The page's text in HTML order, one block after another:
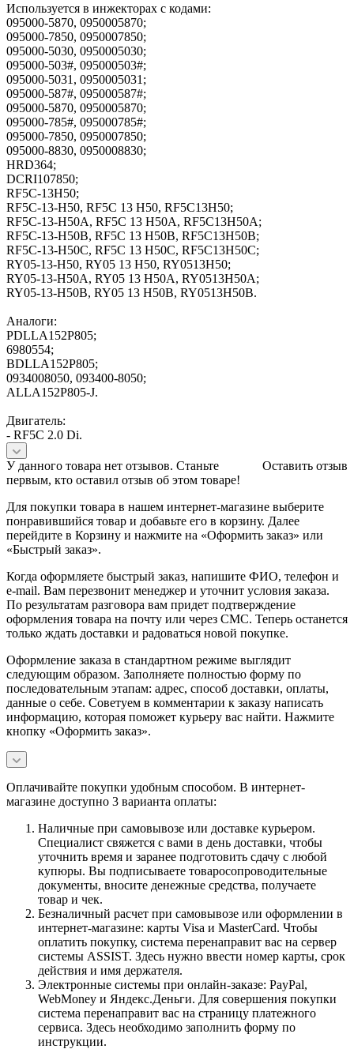
Используется в инжекторах с кодами:
095000-5870, 0950005870;
095000-7850, 0950007850;
095000-5030, 0950005030;
095000-503#, 095000503#;
095000-5031, 0950005031;
095000-587#, 095000587#;
095000-5870, 0950005870;
095000-785#, 095000785#;
095000-7850, 0950007850;
095000-8830, 0950008830;
HRD364;
DCRI107850;
RF5C-13H50;
RF5C-13-H50, RF5C 13 H50, RF5C13H50;
RF5C-13-H50A, RF5C 13 H50A, RF5C13H50A;
RF5C-13-H50B, RF5C 13 H50B, RF5C13H50B;
RF5C-13-H50C, RF5C 13 H50C, RF5C13H50C;
RY05-13-H50, RY05 13 H50, RY0513H50;
RY05-13-H50A, RY05 13 H50A, RY0513H50A;
RY05-13-H50B, RY05 13 H50B, RY0513H50B.
Аналоги:
PDLLA152P805;
6980554;
BDLLA152P805;
0934008050, 093400-8050;
ALLA152P805-J.
Двигатель:
- RF5C 2.0 Di.
Оставить отзыв
У данного товара нет отзывов. Станьте
первым, кто оставил отзыв об этом товаре!
Для покупки товара в нашем интернет-магазине выберите
понравившийся товар и добавьте его в корзину. Далее
перейдите в Корзину и нажмите на «Оформить заказ» или
«Быстрый заказ».
Когда оформляете быстрый заказ, напишите ФИО, телефон и
e-mail. Вам перезвонит менеджер и уточнит условия заказа.
По результатам разговора вам придет подтверждение
оформления товара на почту или через СМС. Теперь останется
только ждать доставки и радоваться новой покупке.
Оформление заказа в стандартном режиме выглядит
следующим образом. Заполняете полностью форму по
последовательным этапам: адрес, способ доставки, оплаты,
данные о себе. Советуем в комментарии к заказу написать
информацию, которая поможет курьеру вас найти. Нажмите
кнопку «Оформить заказ».
Оплачивайте покупки удобным способом. В интернет-
магазине доступно 3 варианта оплаты:
Наличные при самовывозе или доставке курьером.
Специалист свяжется с вами в день доставки, чтобы
уточнить время и заранее подготовить сдачу с любой
купюры. Вы подписываете товаросопроводительные
документы, вносите денежные средства, получаете
товар и чек.
Безналичный расчет при самовывозе или оформлении в
интернет-магазине: карты Visa и MasterCard. Чтобы
оплатить покупку, система перенаправит вас на сервер
системы ASSIST. Здесь нужно ввести номер карты, срок
действия и имя держателя.
Электронные системы при онлайн-заказе: PayPal,
WebMoney и Яндекс.Деньги. Для совершения покупки
система перенаправит вас на страницу платежного
сервиса. Здесь необходимо заполнить форму по
инструкции.